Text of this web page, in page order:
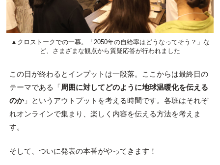
▲クロストークでの一幕。「2050年の自給率はどうなってそう？」な
ど、さまざまな観点から質疑応答が行われました
この日が終わるとインプットは一段落。ここからは最終日の
テーマである「周囲に対してどのように地球温暖化を伝える
のか」というアウトプットを考える時間です。各班はそれぞ
れオンラインで集まり、楽しく内容を伝える方法を考えま
す。
そして、ついに発表の本番がやってきます！